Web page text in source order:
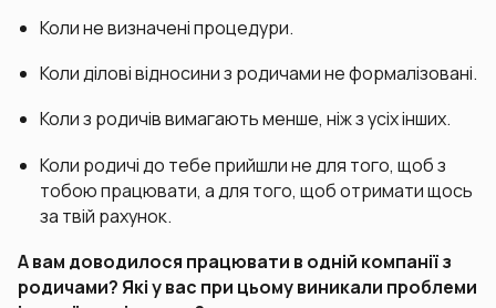
Коли не визначені процедури.
Коли ділові відносини з родичами не формалізовані.
Коли з родичів вимагають менше, ніж з усіх інших.
Коли родичі до тебе прийшли не для того, щоб з
тобою працювати, а для того, щоб отримати щось
за твій рахунок.
А вам доводилося працювати в одній компанії з
родичами? Які у вас при цьому виникали проблеми